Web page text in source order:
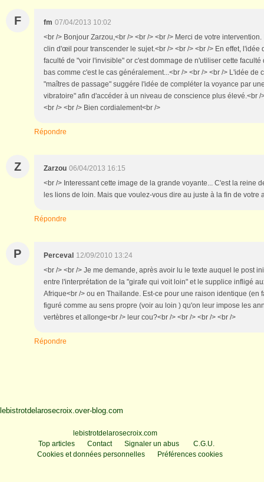
F fm 07/04/2013 10:02
<br /> Bonjour Zarzou,<br /> <br /> <br /> Merci de votre
clin d'œil pour transcender le sujet.<br /> <br /> <br /> En effet, l'idée
faculté de "voir l'invisible" or c'est dommage de n'utiliser cette
bas comme c'est le cas généralement...<br /> <br /> <br /> L'idée de
"maîtres de passage" suggére l'idée de compléter la voyance par
vibratoire" afin d'accéder à un niveau de conscience plus élevé.<br /
<br /> <br /> Bien cordialement<br />
Répondre
Z Zarzou 06/04/2013 16:15
<br /> Interessant cette image de la grande voyante... C'est la reine
les lions de loin. Mais que voulez-vous dire au juste à la fin de votre
Répondre
P Perceval 12/09/2010 13:24
<br /> <br /> Je me demande, après avoir lu le texte auquel le post
entre l'interprétation de la "girafe qui voit loin" et le supplice infligé
Afrique<br /> ou en Thaïlande. Est-ce pour une raison identique (en
figuré comme au sens propre (voir au loin ) qu'on leur impose les
vertèbres et allonge<br /> leur cou?<br /> <br /> <br /> <br />
Répondre
lebistrotdelarosecroix.over-blog.com
lebistrotdelarosecroix.com
Top articles
Contact Signaler un abus
C.G.U.
Cookies et données personnelles
Préférences cookies